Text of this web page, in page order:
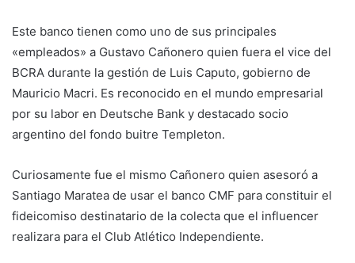
Este banco tienen como uno de sus principales
«empleados» a Gustavo Cañonero quien fuera el vice del
BCRA durante la gestión de Luis Caputo, gobierno de
Mauricio Macri. Es reconocido en el mundo empresarial
por su labor en Deutsche Bank y destacado socio
argentino del fondo buitre Templeton.
Curiosamente fue el mismo Cañonero quien asesoró a
Santiago Maratea de usar el banco CMF para constituir el
fideicomiso destinatario de la colecta que el influencer
realizara para el Club Atlético Independiente.